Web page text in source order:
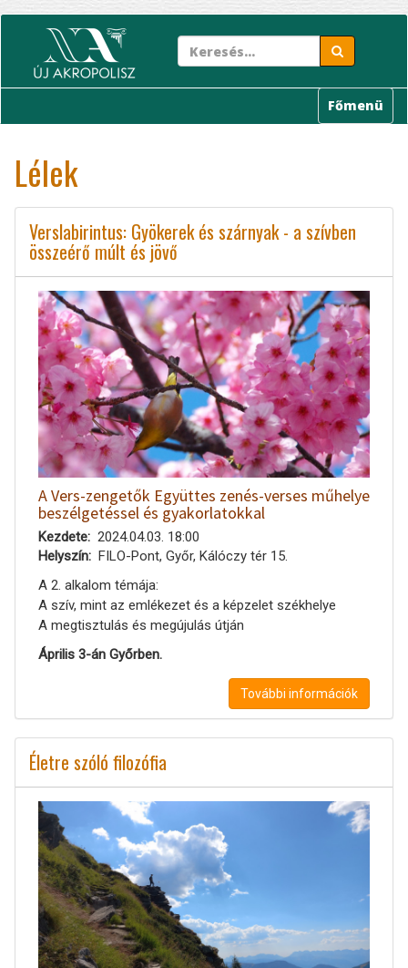
tartalomra
Főmenü
Lélek
Verslabirintus: Gyökerek és szárnyak - a szívben
összeérő múlt és jövő
A Vers-zengetők Együttes zenés-verses műhelye
beszélgetéssel és gyakorlatokkal
Kezdete
2024.04.03. 18:00
Helyszín
FILO-Pont, Győr, Kálóczy tér 15.
A 2. alkalom témája:
A szív, mint az emlékezet és a képzelet székhelye
A megtisztulás és megújulás útján
Április 3-án Győrben.
További információk
Életre szóló filozófia